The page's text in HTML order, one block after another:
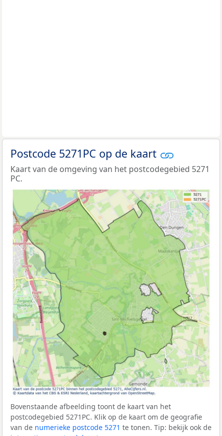
Postcode 5271PC op de kaart
Kaart van de omgeving van het postcodegebied 5271
PC.
Bovenstaande afbeelding toont de kaart van het
postcodegebied 5271PC. Klik op de kaart om de geografie
van de numerieke postcode 5271 te tonen. Tip: bekijk ook de